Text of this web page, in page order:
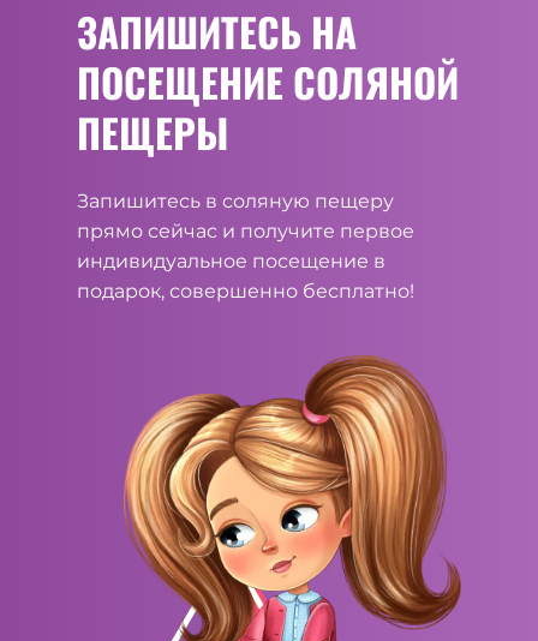
ЗАПИШИТЕСЬ НА
ПОСЕЩЕНИЕ СОЛЯНОЙ
ПЕЩЕРЫ
Запишитесь в соляную пещеру
прямо сейчас и получите первое
индивидуальное посещение в
подарок, совершенно бесплатно!